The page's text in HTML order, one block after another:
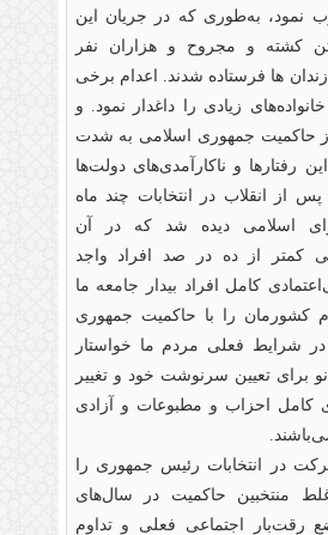
به‌طوری که در جریان این
کشته و مجروح و هزاران نفر
ها فرستاده شدند. اعدام برخی
زیادی را داغدار نمود. و
حاکمیت جمهوری اسلامی به شدت
رفتارها و ناکارآمدی‌های دولت‌ها
از انقلاب در انتخابات چند ماه
اسلامی دیده شد که در آن
کمتر از ده در صد افراد واجد
کامل افراد بیدار جامعه ما
کشورمان را با حاکمیت جمهوری
در شرایط فعلی مردم ما خواستار
برای تعیین سرنوشت خود و تغییر
کامل احزاب و مطبوعات و آزادی
در انتخابات رئیس جمهوری را
منتخبین حاکمیت در سال‌های
رقت‌بار اجتماعی فعلی و تداوم